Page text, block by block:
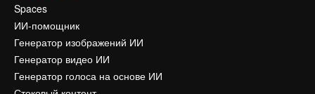
Spaces
ИИ-помощник
Генератор изображений ИИ
Генератор видео ИИ
Генератор голоса на основе ИИ